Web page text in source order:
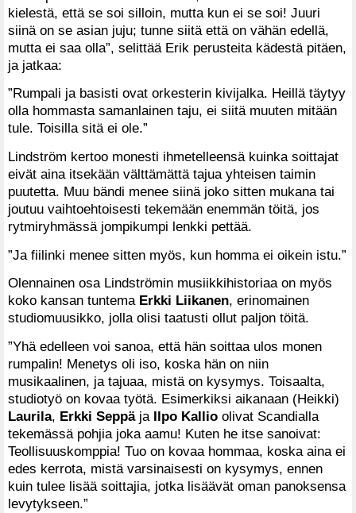
kielestä, että se soi silloin, mutta kun ei se soi! Juuri
siinä on se asian juju; tunne siitä että on vähän edellä,
mutta ei saa olla”, selittää Erik perusteita kädestä pitäen,
ja jatkaa:
”Rumpali ja basisti ovat orkesterin kivijalka. Heillä täytyy
olla hommasta samanlainen taju, ei siitä muuten mitään
tule. Toisilla sitä ei ole.”
Lindström kertoo monesti ihmetelleensä kuinka soittajat
eivät aina itsekään välttämättä tajua yhteisen taimin
puutetta. Muu bändi menee siinä joko sitten mukana tai
joutuu vaihtoehtoisesti tekemään enemmän töitä, jos
rytmiryhmässä jompikumpi lenkki pettää.
”Ja fiilinki menee sitten myös, kun homma ei oikein istu.”
Olennainen osa Lindströmin musiikkihistoriaa on myös
koko kansan tuntema Erkki Liikanen, erinomainen
studiomuusikko, jolla olisi taatusti ollut paljon töitä.
”Yhä edelleen voi sanoa, että hän soittaa ulos monen
rumpalin! Menetys oli iso, koska hän on niin
musikaalinen, ja tajuaa, mistä on kysymys. Toisaalta,
studiotyö on kovaa työtä. Esimerkiksi aikanaan (Heikki)
Laurila, Erkki Seppäja Ilpo Kallio olivat Scandialla
tekemässä pohjia joka aamu! Kuten he itse sanoivat:
Teollisuuskomppia! Tuo on kovaa hommaa, koska aina ei
edes kerrota, mistä varsinaisesti on kysymys, ennen
kuin tulee lisää soittajia, jotka lisäävät oman panoksensa
levytykseen.”